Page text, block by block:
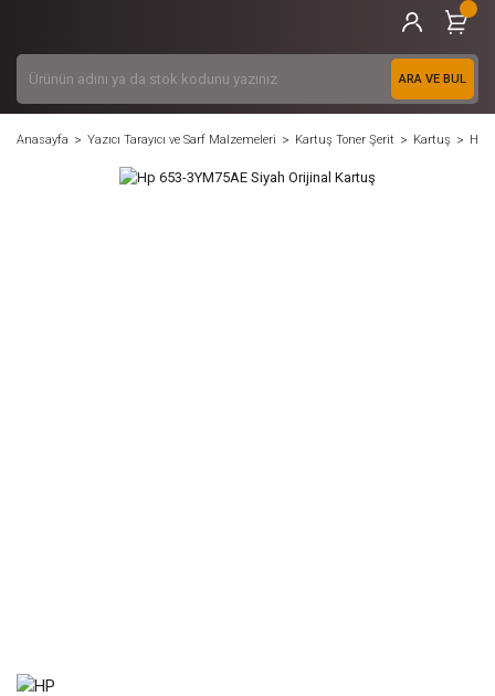
ARA VE BUL
Anasayfa Yazıcı Tarayıcı ve Sarf Malzemeleri Kartuş Toner Şerit Kartuş Hp